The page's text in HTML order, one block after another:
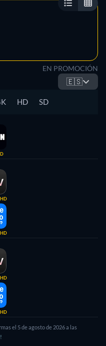
EN PROMOCIÓN
🇪🇸
HD SD
HD
HD
HD
HD
el 5 de agosto de 2026a las